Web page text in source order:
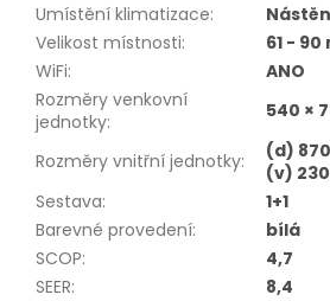
Umístění klimatizace:
Velikost místnosti:
61 - 90
WiFi:
ANO
Rozměry venkovní
jednotky: 540 ×
Rozměry vnitřní jednotky:
(d)
(v)
Sestava:
1+1
Barevné provedení:
bílá
SCOP:
4,7
SEER: 8,4